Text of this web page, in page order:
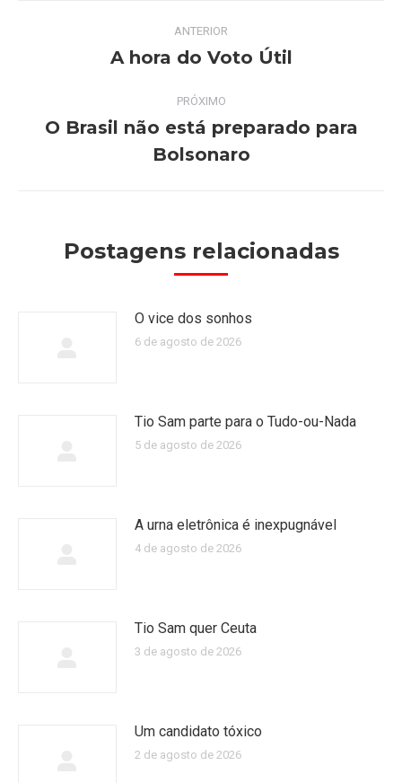
NavegaçãoANTERIOR
Post
A hora do Voto Útil
PRÓXIMO
Próximo
post:
O Brasil não está preparado para
Bolsonaro
Postagens relacionadas
O vice dos sonhos
6 de agosto de 2026
Tio Sam parte para o Tudo-ou-Nada
5 de agosto de 2026
A urna eletrônica é inexpugnável
4 de agosto de 2026
Tio Sam quer Ceuta
3 de agosto de 2026
Um candidato tóxico
2 de agosto de 2026